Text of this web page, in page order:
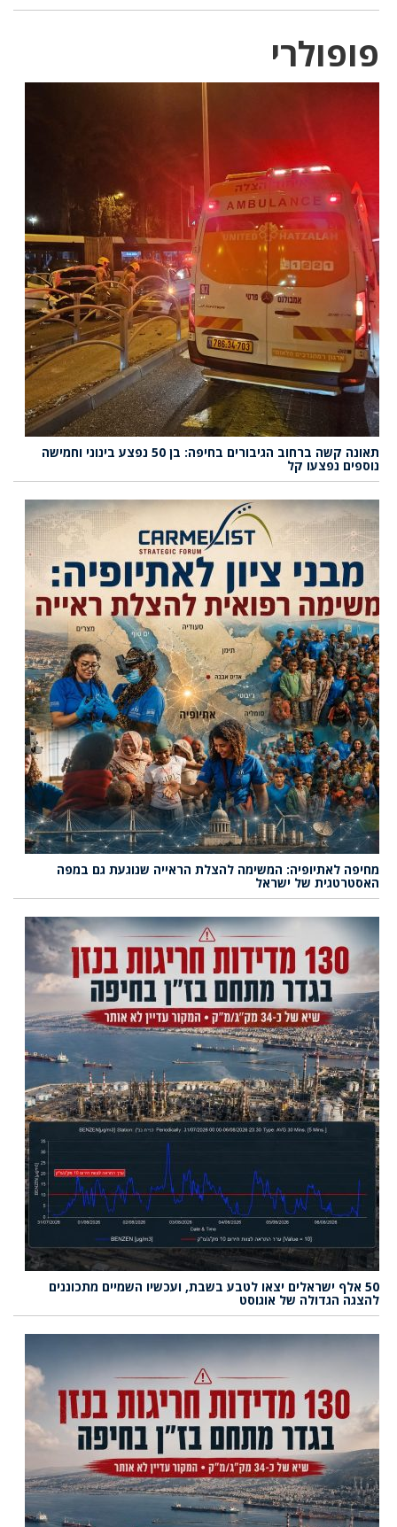
פופולרי
תאונה קשה ברחוב הגיבורים בחיפה: בן 50 נפצע בינוני וחמישה
נוספים נפצעו קל
מחיפה לאתיופיה: המשימה להצלת הראייה שנוגעת גם במפה
האסטרטגית של ישראל
50 אלף ישראלים יצאו לטבע בשבת, ועכשיו השמיים מתכוננים
להצגה הגדולה של אוגוסט